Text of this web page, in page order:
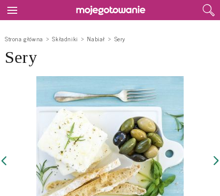
Strona główna Składniki Nabiał Sery
Sery